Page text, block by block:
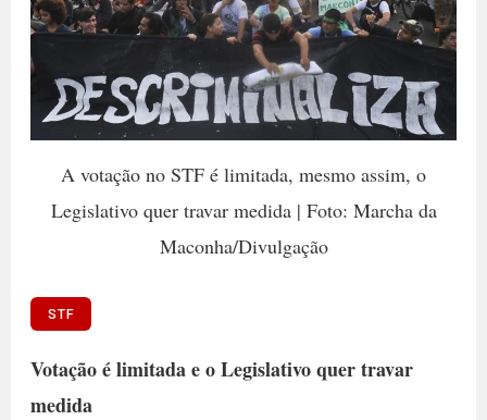
A votação no STF é limitada, mesmo assim, o
Legislativo quer travar medida | Foto: Marcha da
Maconha/Divulgação
STF
Votação é limitada e o Legislativo quer travar
medida